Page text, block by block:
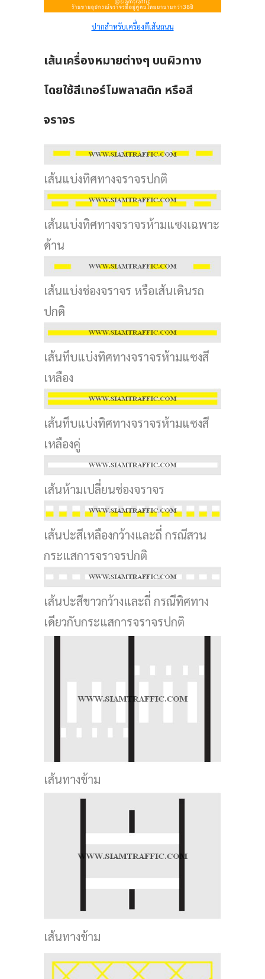
ปากสำหรับเครื่องตีเส้นถนน
เส้นเครื่องหมายต่างๆ บนผิวทาง
โดยใช้สีเทอร์โมพลาสติก หรือสี
จราจร
เส้นแบ่งทิศทางจราจรปกติ
เส้นแบ่งทิศทางจราจรห้ามแซงเฉพาะ
ด้าน
เส้นแบ่งช่องจราจร หรือเส้นเดินรถ
ปกติ
เส้นทึบแบ่งทิศทางจราจรห้ามแซงสี
เหลือง
เส้นทึบแบ่งทิศทางจราจรห้ามแซงสี
เหลืองคู่
เส้นห้ามเปลี่ยนช่องจราจร
เส้นปะสีเหลืองกว้างและถี่ กรณีสวน
กระแสการจราจรปกติ
เส้นปะสีขาวกว้างและถี่ กรณีทิศทาง
เดียวกับกระแสการจราจรปกติ
เส้นทางข้าม
เส้นทางข้าม